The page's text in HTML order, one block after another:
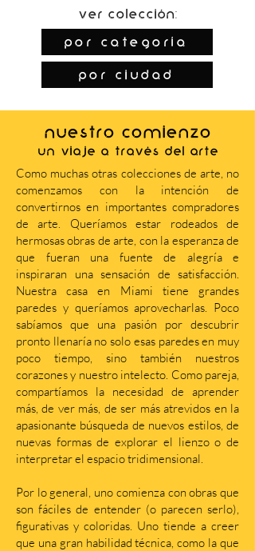
Ver colección:
por categoría
por ciudad
NUESTRO COMIENZO
Un viaje a través del arte
Como muchas otras colecciones de arte, no
comenzamos con la intención de
convertirnos en importantes compradores
de arte. Queríamos estar rodeados de
hermosas obras de arte, con la esperanza de
que fueran una fuente de alegría e
inspiraran una sensación de satisfacción.
Nuestra casa en Miami tiene grandes
paredes y queríamos aprovecharlas. Poco
sabíamos que una pasión por descubrir
pronto llenaría no solo esas paredes en muy
poco tiempo, sino también nuestros
corazones y nuestro intelecto. Como pareja,
compartíamos la necesidad de aprender
más, de ver más, de ser más atrevidos en la
apasionante búsqueda de nuevos estilos, de
nuevas formas de explorar el lienzo o de
interpretar el espacio tridimensional.
Por lo general, uno comienza con obras que
son fáciles de entender (o parecen serlo),
figurativas y coloridas. Uno tiende a creer
que una gran habilidad técnica, como la que